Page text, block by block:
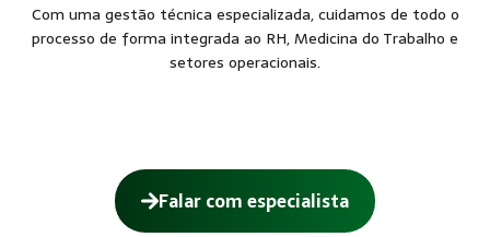
Com uma gestão técnica especializada, cuidamos de todo o
processo de forma integrada ao RH, Medicina do Trabalho e
setores operacionais.
Falar com especialista